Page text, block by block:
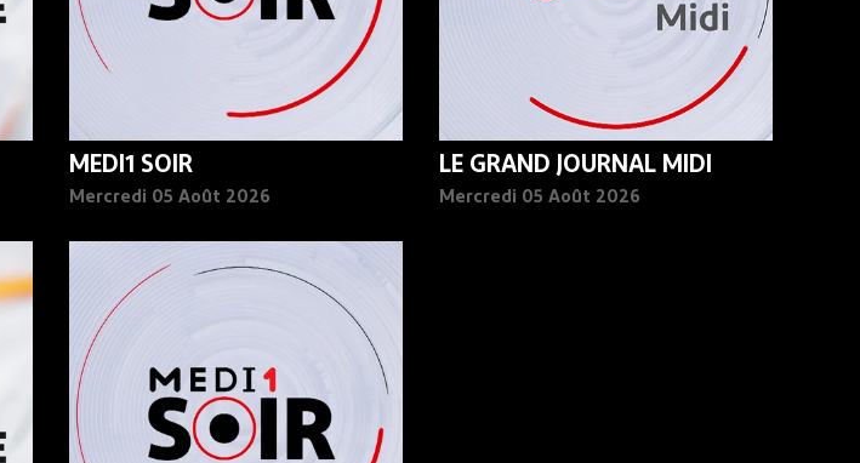
MEDI1 SOIR
Mercredi 05 Août 2026
LE GRAND JOURNAL MIDI
Mercredi 05 Août 2026